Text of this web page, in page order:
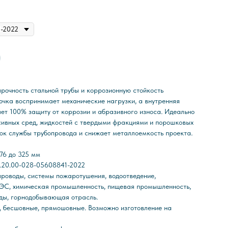
стальной трубы и коррозионную стойкость
воспринимает механические нагрузки, а внутренняя
100% защиту от коррозии и абразивного износа. Идеально
сред, жидкостей с твердыми фракциями и порошковых
службы трубопровода и снижает металлоемкость проекта.
до 325 мм
028-05608841-2022
системы пожаротушения, водоотведение,
химическая промышленность, пищевая промышленность,
горнодобывающая отрасль.
бесшовные, прямошовные. Возможно изготовление на